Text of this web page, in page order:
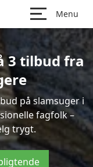
Menu
3 tilbud fra
på slamsuger i
fagfolk –
trygt.